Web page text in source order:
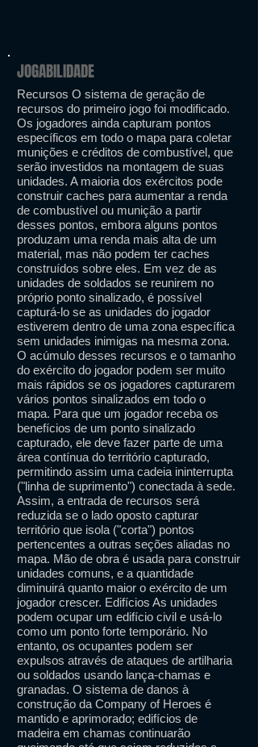
JOGABILIDADE
Recursos O sistema de geração de
recursos do primeiro jogo foi modificado.
Os jogadores ainda capturam pontos
específicos em todo o mapa para coletar
munições e créditos de combustível, que
serão investidos na montagem de suas
unidades. A maioria dos exércitos pode
construir caches para aumentar a renda
de combustível ou munição a partir
desses pontos, embora alguns pontos
produzam uma renda mais alta de um
material, mas não podem ter caches
construídos sobre eles. Em vez de as
unidades de soldados se reunirem no
próprio ponto sinalizado, é possível
capturá-lo se as unidades do jogador
estiverem dentro de uma zona específica
sem unidades inimigas na mesma zona.
O acúmulo desses recursos e o tamanho
do exército do jogador podem ser muito
mais rápidos se os jogadores capturarem
vários pontos sinalizados em todo o
mapa. Para que um jogador receba os
benefícios de um ponto sinalizado
capturado, ele deve fazer parte de uma
área contínua do território capturado,
permitindo assim uma cadeia ininterrupta
("linha de suprimento") conectada à sede.
Assim, a entrada de recursos será
reduzida se o lado oposto capturar
território que isola ("corta") pontos
pertencentes a outras seções aliadas no
mapa. Mão de obra é usada para construir
unidades comuns, e a quantidade
diminuirá quanto maior o exército de um
jogador crescer. Edifícios As unidades
podem ocupar um edifício civil e usá-lo
como um ponto forte temporário. No
entanto, os ocupantes podem ser
expulsos através de ataques de artilharia
ou soldados usando lança-chamas e
granadas. O sistema de danos à
construção da Company of Heroes é
mantido e aprimorado; edifícios de
madeira em chamas continuarão